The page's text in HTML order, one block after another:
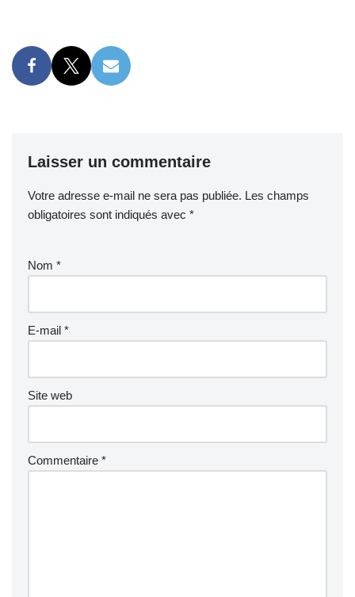
Laisser un commentaire
Votre adresse e-mail ne sera pas publiée. Les champs
obligatoires sont indiqués avec *
Nom *
E-mail *
Site web
Commentaire *